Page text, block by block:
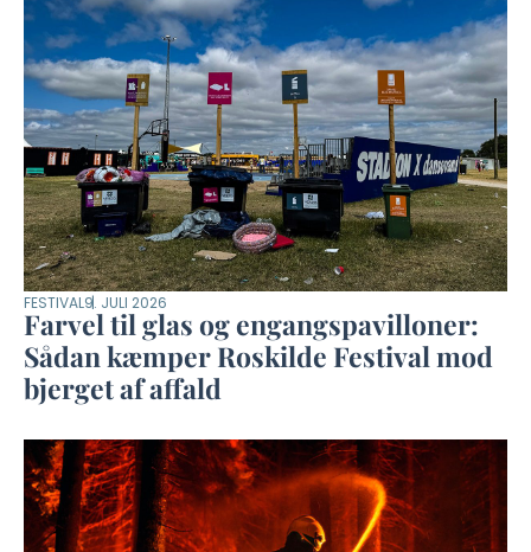
FESTIVAL9. JULI 2026
Farvel til glas og engangspavilloner:
Sådan kæmper Roskilde Festival mod
bjerget af affald